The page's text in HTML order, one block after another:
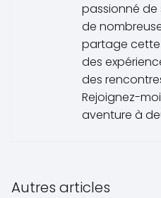
passionné de
de
partage
des
des
Rejoignez-
aventure à
Autres articles